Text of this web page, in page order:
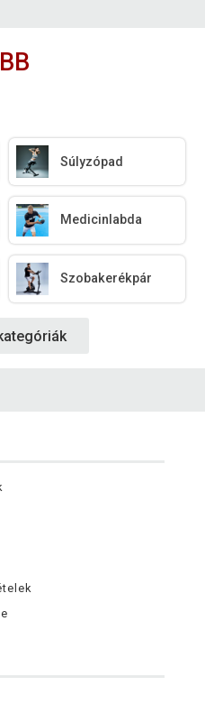
Súlyzópad
Medicinlabda
Szobakerékpár